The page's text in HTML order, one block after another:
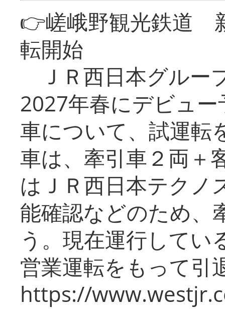
👉嵯峨野観光鉄道
転開始
ＪＲ西日本グルー
2027年春にデビュ
車について、試運転
車は、牽引車２両＋
はＪＲ西日本テクノ
能確認などのため、
う。現在運行してい
営業運転をもって引
https://